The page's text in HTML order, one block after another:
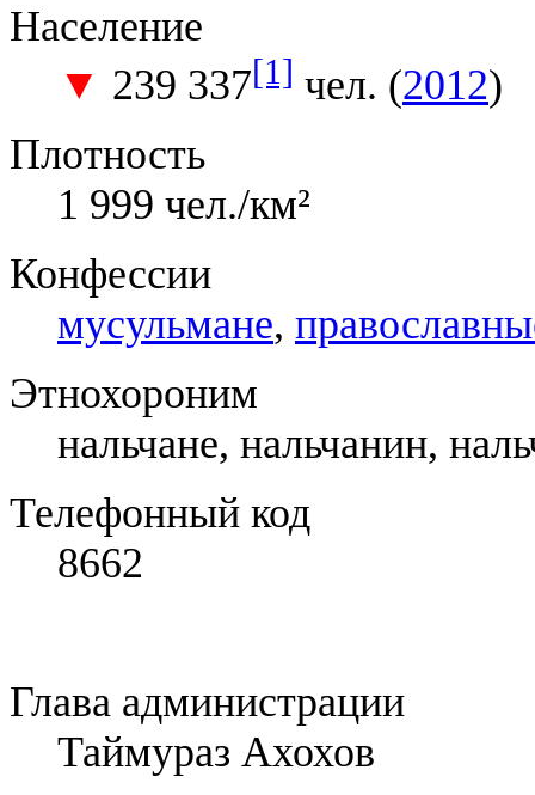
Население
▼ 239 337[1] чел. (2012)
Плотность
1 999 чел./км²
Конфессии
мусульмане,
Этнохороним
нальчане, нальчанин,
Телефонный код
8662
Глава администрации
Таймураз Ахохов